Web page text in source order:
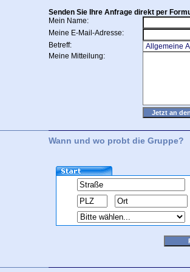
Senden Sie Ihre Anfrage direkt per
Mein Name:
Meine E-Mail-Adresse:
Betreff:
Meine Mitteilung:
Wann und wo probt die Gruppe?